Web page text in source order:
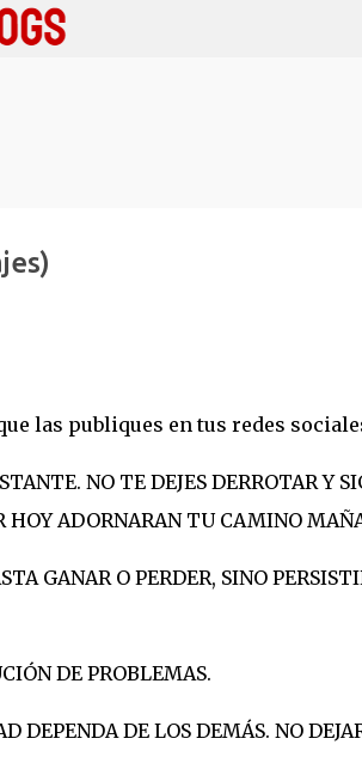
las publiques en tus redes
NO TE DEJES DERROTAR Y
HOY ADORNARAN TU CAMINO
GANAR O PERDER, SINO
DE PROBLEMAS.
DEPENDA DE LOS DEMÁS. NO